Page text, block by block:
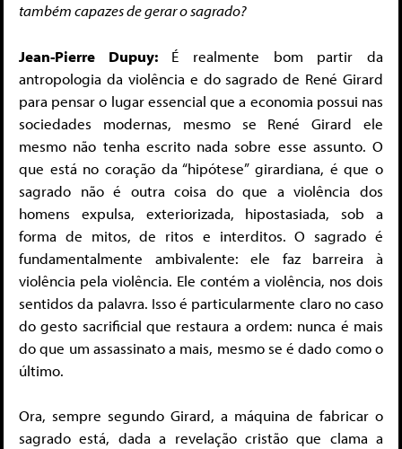
também capazes de gerar o sagrado?
Jean-Pierre Dupuy:É realmente bom partir da
antropologia da violência e do sagrado de René Girard
para pensar o lugar essencial que a economia possui nas
sociedades modernas, mesmo se René Girard ele
mesmo não tenha escrito nada sobre esse assunto. O
que está no coração da “hipótese” girardiana, é que o
sagrado não é outra coisa do que a violência dos
homens expulsa, exteriorizada, hipostasiada, sob a
forma de mitos, de ritos e interditos. O sagrado é
fundamentalmente ambivalente: ele faz barreira à
violência pela violência. Ele contém a violência, nos dois
sentidos da palavra. Isso é particularmente claro no caso
do gesto sacrificial que restaura a ordem: nunca é mais
do que um assassinato a mais, mesmo se é dado como o
último.
Ora, sempre segundo Girard, a máquina de fabricar o
sagrado está, dada a revelação cristão que clama a